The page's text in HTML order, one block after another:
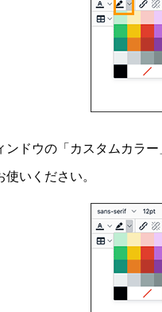
ンドウの「カスタムカラ
いください。